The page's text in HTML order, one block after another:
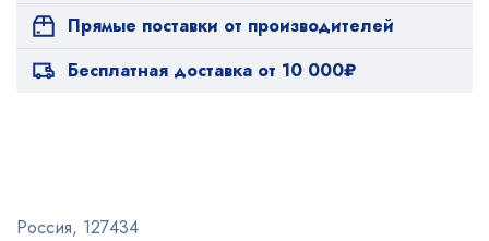
Прямые поставки от производителей
Бесплатная доставка от 10 000₽
Россия, 127434